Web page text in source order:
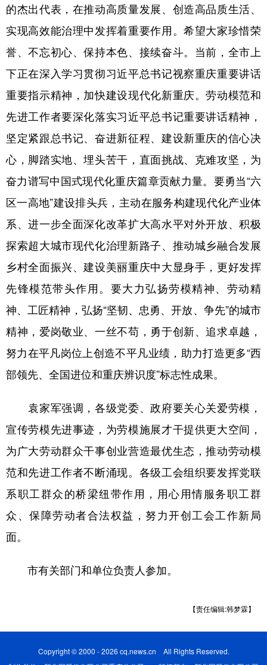
的杰出代表，在推动高质量发展、创造高品质生活、
实现高效能治理中发挥着重要作用。希望大家珍惜荣
誉、不忘初心、保持本色、接续奋斗。当前，全市上
下正在深入学习贯彻习近平总书记视察重庆重要讲话
重要指示精神，加快建设现代化新重庆。劳动模范和
先进工作者要深化落实习近平总书记重要讲话精神，
坚定紧跟总书记、奋进新征程、建设新重庆的信心决
心，脚踏实地、埋头苦干，直面挑战、克难攻坚，为
奋力谱写中国式现代化重庆篇章贡献力量。要勇当“六
区一高地”建设排头兵，主动在服务构建现代化产业体
系、进一步全面深化改革扩大高水平对外开放、积极
探索超大城市现代化治理新路子、推动城乡融合发展
乡村全面振兴、建设美丽重庆中大显身手，更好发挥
先锋模范带头作用。要大力弘扬劳模精神、劳动精
神、工匠精神，弘扬“坚韧、忠勇、开放、争先”的城市
精神，爱岗敬业、一丝不苟，勇于创新、追求卓越，
努力在平凡岗位上创造不平凡业绩，助力打造更多“西
部领先、全国进位和重庆辨识度”标志性成果。
袁家军强调，各级党委、政府要关心关爱劳模，
宣传劳模先进事迹，为劳模施展才干提供更大空间，
为广大劳动群众干事创业营造最优生态，推动劳动模
范和先进工作者不断涌现。各级工会组织要发挥党联
系职工群众的桥梁纽带作用，用心用情服务职工群
众、保障劳动者合法权益，努力开创工会工作新局
面。
市有关部门和单位负责人参加。
【责任编辑:韩梦霖】
Copyright © 2000 - 2026 cq.news.cn All Rights Reserved.